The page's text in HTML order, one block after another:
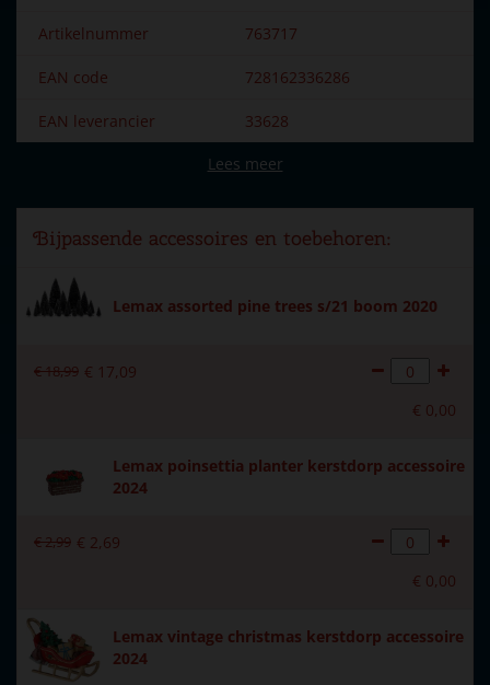
Artikelnummer 763717
EAN code 728162336286
EAN leverancier 33628
Lemax
Dorpsnaam Vail Village
Locatie 070-J
Soort Kerstdorp tafereel
Met verlichting
Met muziek Nee
Lees meer
Bijpassende accessoires en toebehoren:
Lemax assorted pine trees s/21 boom 2020
€18,99 € 17,09
€ 0,00
Lemax poinsettia planter kerstdorp accessoire
2024
€2,99 € 2,69
€ 0,00
Lemax vintage christmas kerstdorp accessoire
2024